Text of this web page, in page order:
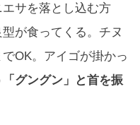
サを落とし込む方
が食ってくる。チヌ
OK。アイゴが掛かっ
グングン」と首を振